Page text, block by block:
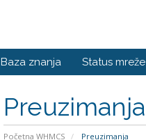
Baza znanja Status mreže
Preuzimanja
Početna WHMCS Preuzimanja